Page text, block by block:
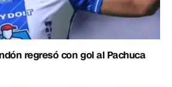
regresó con gol al Pachuca